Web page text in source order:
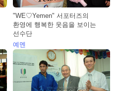
"WE♡Yemen" 서포터즈의
환영에 행복한 웃음을 보이는
선수단
예멘